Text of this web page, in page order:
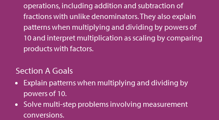
operations, including addition and subtraction of
fractions with unlike denominators. They also explain
patterns when multiplying and dividing by powers of
10 and interpret multiplication as scaling by comparing
products with factors.
Section A Goals
Explain patterns when multiplying and dividing by
powers of 10.
Solve multi-step problems involving measurement
conversions.